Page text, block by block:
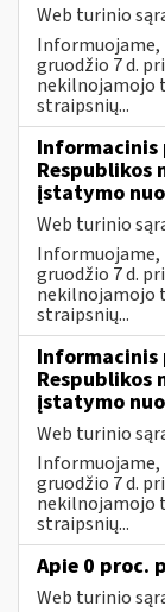
Web turinio
Informuojame,
gruodžio 7 d.
nekilnojamojo
straipsnių...
Informacinis
Respublikos
įstatymo
Web turinio
Informuojame,
gruodžio 7 d.
nekilnojamojo
straipsnių...
Informacinis
Respublikos
įstatymo
Web turinio
Informuojame,
gruodžio 7 d.
nekilnojamojo
straipsnių...
Apie 0 proc.
Web turinio